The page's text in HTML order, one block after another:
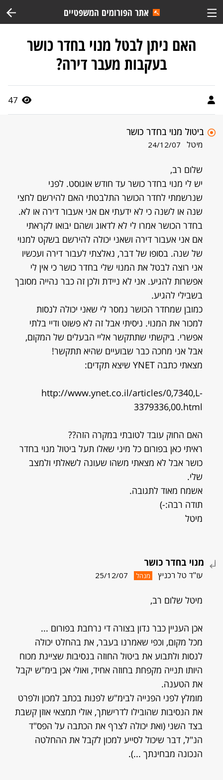
אתר הפורומים המשפטיים
האם ניתן לבטל מנוי בחדר כושר
בעקבות מעבר דירה?
47
ביטול מנוי בחדר כושר
מיטל 24/12/07
שלום רב,
יש לי מנוי בחדר כושר עד חודש אוגוסט. לפני
שנרשמתי לחדר הכושר התלבטתי האם להירשם לחצי
שנה או לשנה כי לא ידעתי אם אני אעבור דירה או לא.
בחדר הכושר אמרו לי לא לדאוג ושהם יבואו לקראתי
אם אני אעבור דירה ושאני יכולה להירשם בשקט למנוי
של שנה. בסופו של דבר, נאלצתי לעבור דירה ועכשיו
אני רוצה לבטל את המנוי שלי בחדר כושר כי אין לי
אפשרות להגיע. אני לא ניידת ולכן זה כבר נהייה מסובך
בשבילי להגיע.
כמובן שמחדר הכושר נמסר לי שאני יכולה לנסות
למכור את המנוי. ניסיתי אבל זה לא פשוט ודיי בלתי
אפשרי. ביקשתי שתתקשר אליי הבעלים של המקום,
אבל אני מחכה כבר שבועיים שהיא תתקשר!
מצאתי כתבה YNET שיצא תקדים:
http://www.ynet.co.il/articles/0,7340,L-
3379336,00.html
האם החוק עובד לטובתי במקרה הזה??
ראיתי כאן בפורום כל מיני שאלו תעל ביטול מנוי בחדר
כושר אבל לא מצאתי משהו שעונה לשאלתי ולמצב
שלי.
אשמח מאוד לתגובה.
תודה רבה:-)
מיטל
מנוי בחדר כושר
עו"ד טל רכניץ מנהל 25/12/07
מיטל שלום רב,
אכן העניין כבר נדון בצורה די נרחבת בפורום ...
מכל מקום, וכפי שאמרנו בעבר, את בהחלט יכולה
לנסות ולתבוע את ביטול החוזה בנסיבות שציינת מכוח
היותו תנייה מקפחת בחוזה אחיד, ואולי אכן בימ"ש יקבל
את הטענה.
מומלץ לפני הפנייה לבימ"ש לפנות בכתב למכון ולפרט
את הנסיבות שהובילו לדרישתך, אולי תמצאי אוזן קשבת
בצד השני (ואת יכולה לצרף את הכתבה על הפס"ד
הנ"ל, דבר שיכול לסייע למכון לקבל את ההחלטה
הנכונה מבחינתך ...).